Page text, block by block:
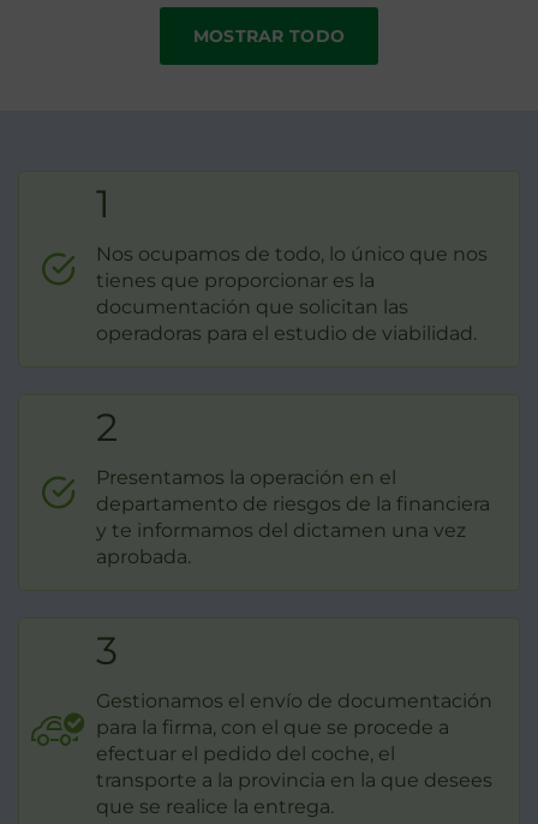
MOSTRAR TODO
1
Nos ocupamos de todo, lo único que nos
tienes que proporcionar es la
documentación que solicitan las
operadoras para el estudio de viabilidad.
2
Presentamos la operación en el
departamento de riesgos de la financiera
y te informamos del dictamen una vez
aprobada.
3
Gestionamos el envío de documentación
para la firma, con el que se procede a
efectuar el pedido del coche, el
transporte a la provincia en la que desees
que se realice la entrega.